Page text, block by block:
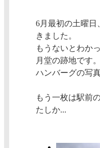
6月最初の土曜日
きました。
もうないとわか
月堂の跡地です。
ハンバーグの写
もう一枚は駅前
たしか...